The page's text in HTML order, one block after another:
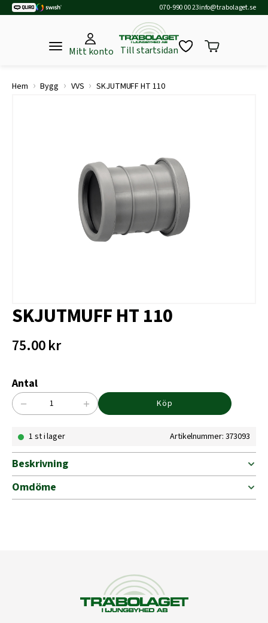
070-990 00 23info@trabolaget.se
Mitt konto Till startsidan
Hem › Bygg › VVS › SKJUTMUFF HT 110
SKJUTMUFF HT 110
75.00kr
Antal
SKJUTMUFF
110
− + Köp
1 st i lager Artikelnummer: 373093
Beskrivning
Omdöme